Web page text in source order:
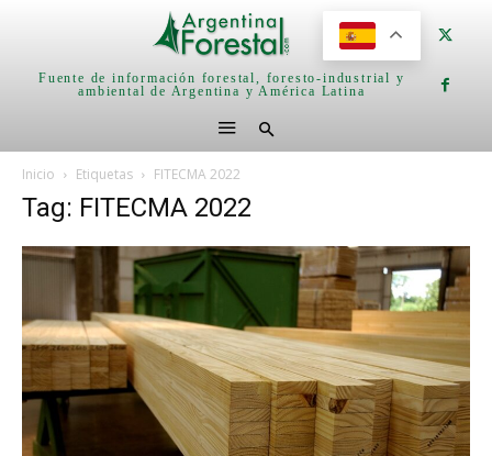
Fuente de información forestal, foresto-industrial y
ambiental de Argentina y América Latina
Inicio Etiquetas FITECMA 2022
Tag: FITECMA 2022